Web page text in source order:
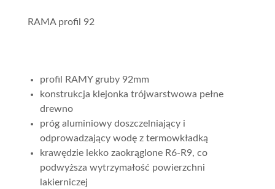
RAMA profil 92
profil RAMY gruby 92mm
konstrukcja klejonka trójwarstwowa pełne
drewno
próg aluminiowy doszczelniający i
odprowadzający wodę z termowkładką
krawędzie lekko zaokrąglone R6-R9, co
podwyższa wytrzymałość powierzchni
lakierniczej